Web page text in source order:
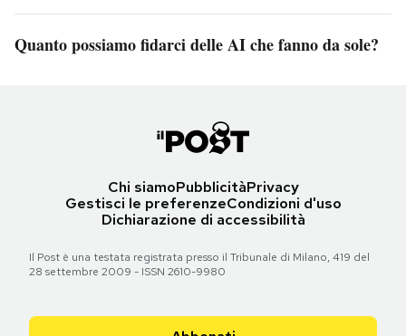
Quanto possiamo fidarci delle AI che fanno da sole?
Chi siamoPubblicitàPrivacy
Gestisci le preferenzeCondizioni d'uso
Dichiarazione di accessibilità
Il Post è una testata registrata presso il Tribunale di Milano, 419 del
28 settembre 2009 - ISSN 2610-9980